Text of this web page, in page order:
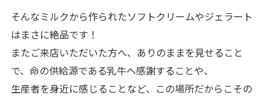
そんなミルクから作られたソフトクリームやジェラート
はまさに絶品です！
またご来店いただいた方へ、ありのままを見せること
で、命の供給源である乳牛へ感謝することや、
生産者を身近に感じることなど、この場所だからこその